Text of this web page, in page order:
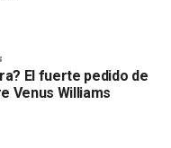
El fuerte pedido de
Venus Williams